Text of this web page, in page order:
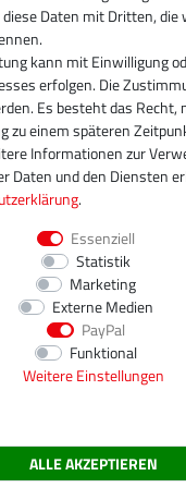
740
740
745
18:00 Uhr
Daten mit Dritten, die
kann mit Einwilligung
erfolgen. Die
Es besteht das Recht,
zu einem späteren
Informationen zur
Daten und den Diensten
.
Essenziell
Statistik
Marketing
Externe Medien
PayPal
Funktional
Weitere Einstellungen
ALLE AKZEPTIEREN